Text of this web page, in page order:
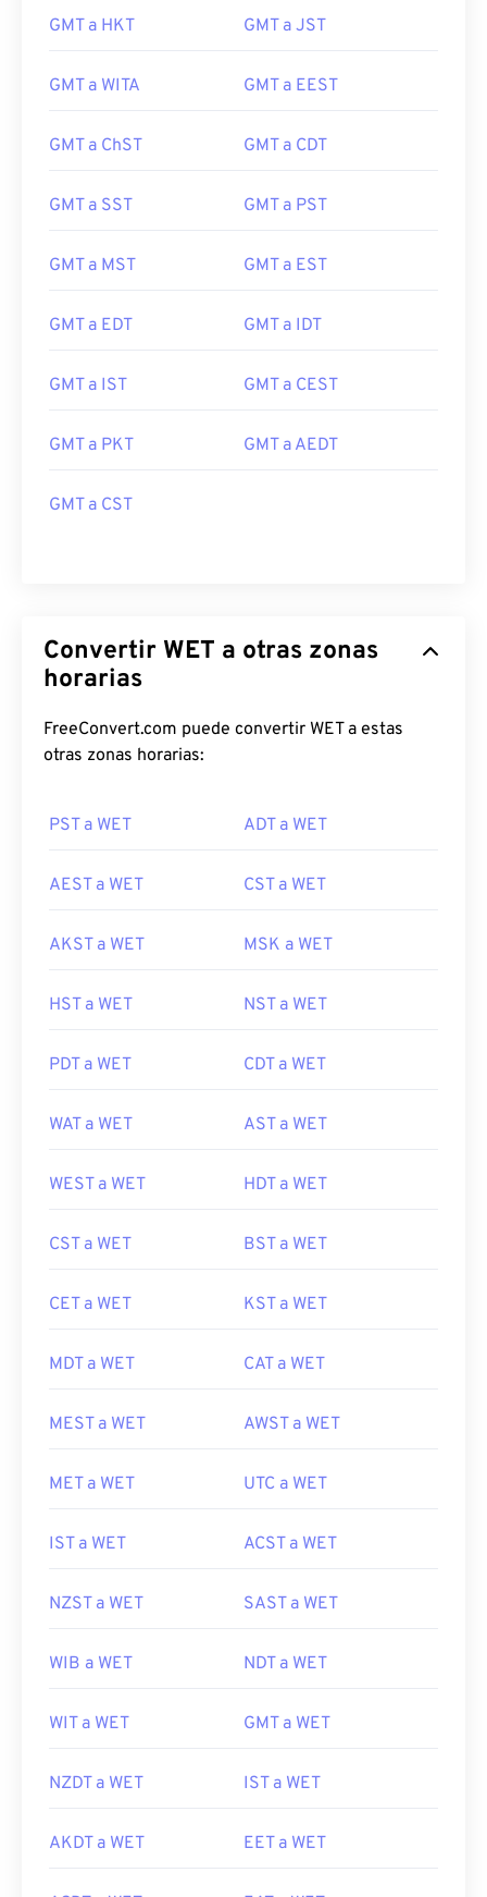
GMT a HKT GMT a JST
GMT a WITA GMT a EEST
GMT a ChST GMT a CDT
GMT a SST GMT a PST
GMT a MST GMT a EST
GMT a EDT GMT a IDT
GMT a IST GMT a CEST
GMT a PKT GMT a AEDT
GMT a CST
Convertir WET a otras zonas
horarias
FreeConvert.com puede convertir WET a estas
otras zonas horarias:
PST a WET ADT a WET
AEST a WET CST a WET
AKST a WET MSK a WET
HST a WET NST a WET
PDT a WET CDT a WET
WAT a WET AST a WET
WEST a WET HDT a WET
CST a WET BST a WET
CET a WET KST a WET
MDT a WET CAT a WET
MEST a WET AWST a WET
MET a WET UTC a WET
IST a WET ACST a WET
NZST a WET SAST a WET
WIB a WET NDT a WET
WIT a WET GMT a WET
NZDT a WET IST a WET
AKDT a WET EET a WET